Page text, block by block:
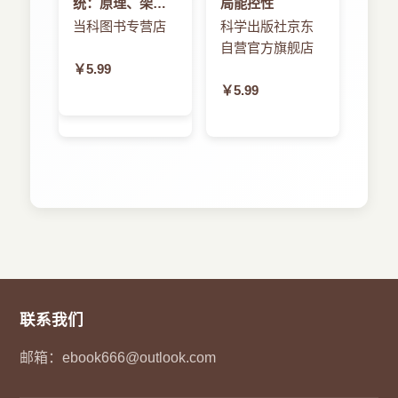
统：原理、架构
与实践
当科图书专营店
￥5.99
局能控性
科学出版社京东
自营官方旗舰店
￥5.99
联系我们
邮箱：ebook666@outlook.com